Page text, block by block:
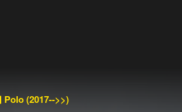
Polo (2017-->>)